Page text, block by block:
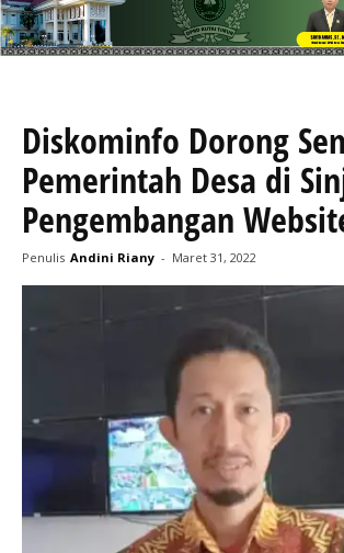
Diskominfo Dorong
Pemerintah Desa di
Pengembangan
Penulis Andini Riany - Maret 31, 2022